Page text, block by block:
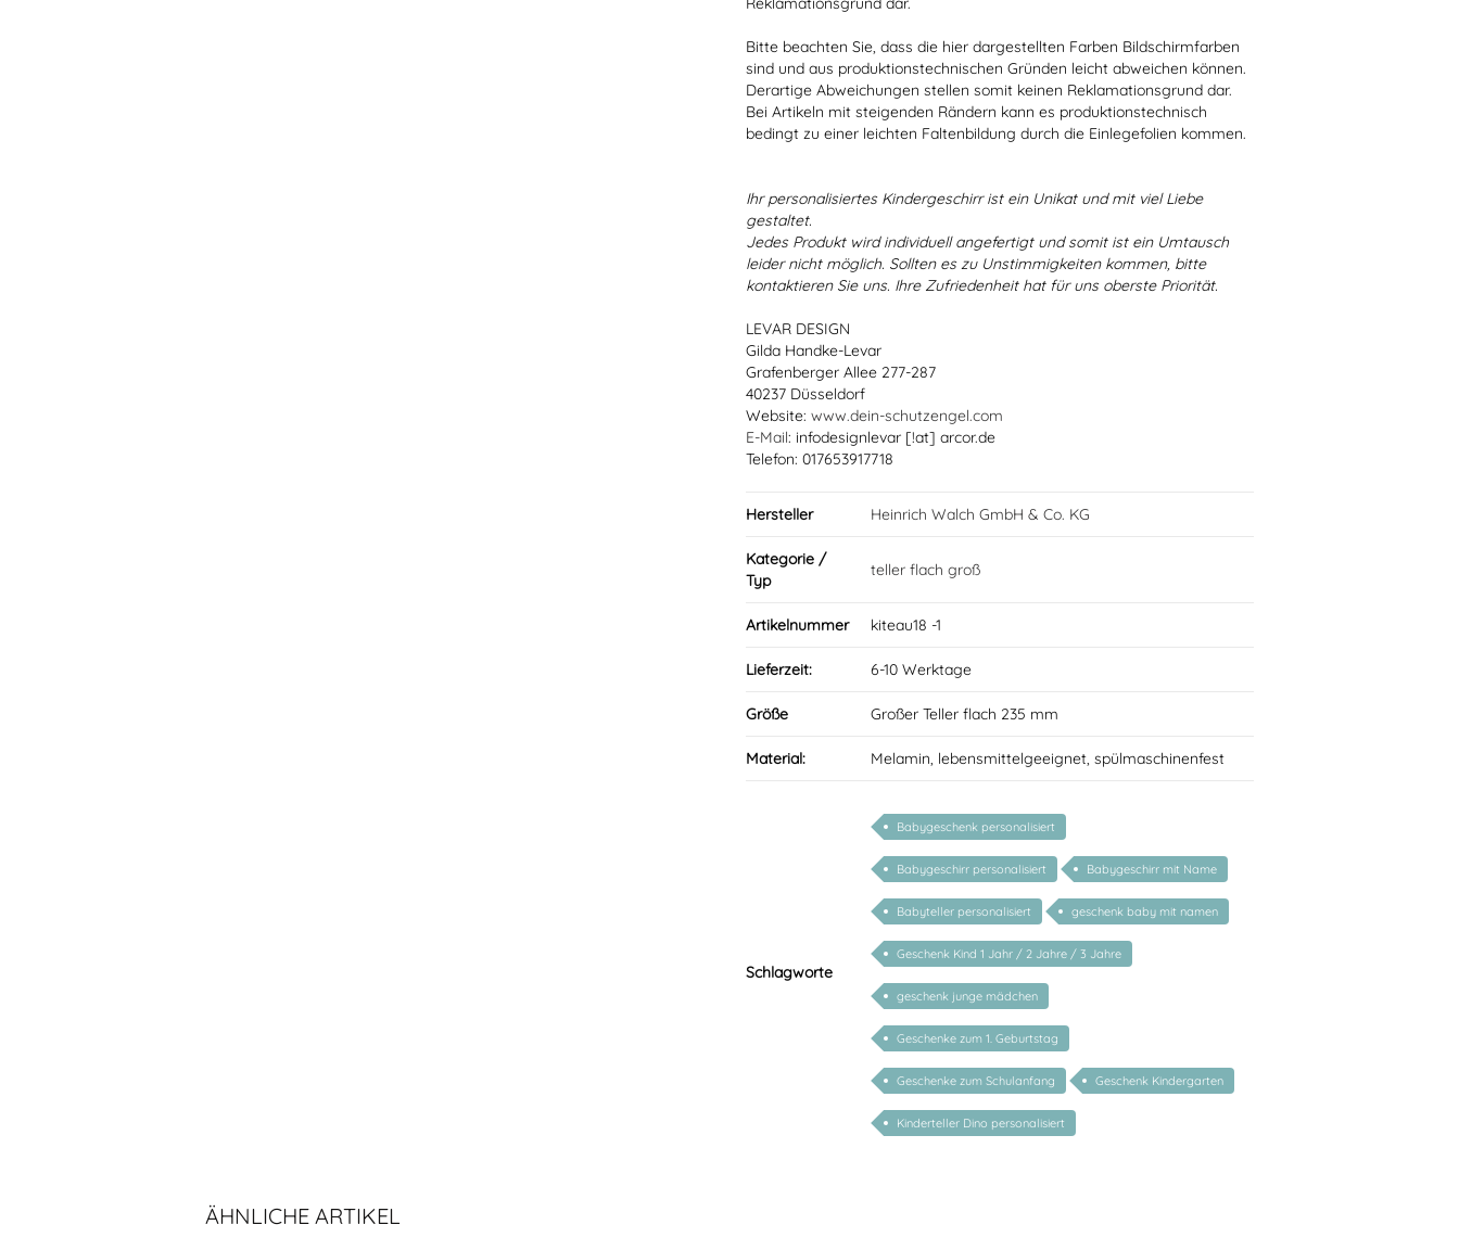
Bitte beachten Sie, dass die hier dargestellten Farben Bildschirmfarben
sind und aus produktionstechnischen Gründen leicht abweichen können.
Derartige Abweichungen stellen somit keinen Reklamationsgrund dar.
Bei Artikeln mit steigenden Rändern kann es produktionstechnisch
bedingt zu einer leichten Faltenbildung durch die Einlegefolien kommen.
Ihr personalisiertes Kindergeschirr ist ein Unikat und mit viel Liebe
gestaltet.
Jedes Produkt wird individuell angefertigt und somit ist ein Umtausch
leider nicht möglich. Sollten es zu Unstimmigkeiten kommen, bitte
kontaktieren Sie uns. Ihre Zufriedenheit hat für uns oberste Priorität.
LEVAR DESIGN
Gilda Handke-Levar
Grafenberger Allee 277-287
40237 Düsseldorf
Website: www.dein-schutzengel.com
E-Mail: infodesignlevar [!at] arcor.de
Telefon: 017653917718
Hersteller Heinrich Walch GmbH & Co. KG
Kategorie /
Typ
teller flach groß
Artikelnummer kiteau18 -1
Lieferzeit: 6-10 Werktage
Größe Großer Teller flach 235 mm
Material: Melamin, lebensmittelgeeignet, spülmaschinenfest
Schlagworte
Babygeschenk personalisiert
Babygeschirr personalisiert Babygeschirr mit Name
Babyteller personalisiert geschenk baby mit namen
Geschenk Kind 1 Jahr / 2 Jahre / 3 Jahre
geschenk junge mädchen
Geschenke zum 1. Geburtstag
Geschenke zum Schulanfang Geschenk Kindergarten
Kinderteller Dino personalisiert
ÄHNLICHE ARTIKEL